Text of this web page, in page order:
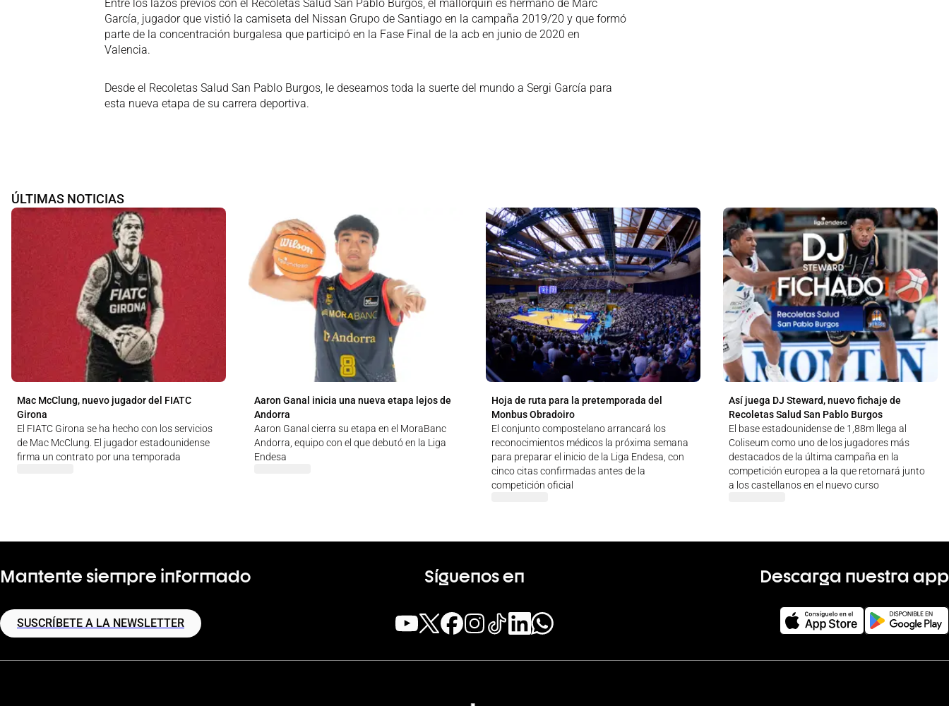
Entre los lazos previos con el Recoletas Salud San Pablo Burgos, el mallorquín es hermano de Marc
García, jugador que vistió la camiseta del Nissan Grupo de Santiago en la campaña 2019/20 y que formó
parte de la concentración burgalesa que participó en la Fase Final de la acb en junio de 2020 en
Valencia.
Desde el Recoletas Salud San Pablo Burgos, le deseamos toda la suerte del mundo a Sergi García para
esta nueva etapa de su carrera deportiva.
ÚLTIMAS NOTICIAS
Mac McClung, nuevo jugador del FIATC
Girona
El FIATC Girona se ha hecho con los servicios
de Mac McClung. El jugador estadounidense
firma un contrato por una temporada
Aaron Ganal inicia una nueva etapa lejos de
Andorra
Aaron Ganal cierra su etapa en el MoraBanc
Andorra, equipo con el que debutó en la Liga
Endesa
Hoja de ruta para la pretemporada del
Monbus Obradoiro
El conjunto compostelano arrancará los
reconocimientos médicos la próxima semana
para preparar el inicio de la Liga Endesa, con
cinco citas confirmadas antes de la
competición oficial
Así juega DJ Steward, nuevo fichaje de
Recoletas Salud San Pablo Burgos
El base estadounidense de 1,88m llega al
Coliseum como uno de los jugadores más
destacados de la última campaña en la
competición europea a la que retornará junto
a los castellanos en el nuevo curso
Mantente siempre informado
SUSCRÍBETE A LA NEWSLETTER
Síguenos en Descarga nuestra app